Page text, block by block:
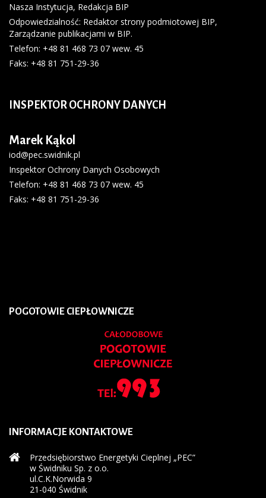
Nasza Instytucja, Redakcja BIP
Odpowiedzialność: Redaktor strony podmiotowej BIP,
Zarządzanie publikacjami w BIP.
Telefon: +48 81 468 73 07 wew. 45
Faks: +48 81 751-29-36
INSPEKTOR OCHRONY DANYCH
Marek Kąkol
iod@pec.swidnik.pl
Inspektor Ochrony Danych Osobowych
Telefon: +48 81 468 73 07 wew. 45
Faks: +48 81 751-29-36
POGOTOWIE CIEPŁOWNICZE
INFORMACJE KONTAKTOWE
Przedsiębiorstwo Energetyki Cieplnej „PEC”
w Świdniku Sp. z o.o.
ul.C.K.Norwida 9
21-040 Świdnik